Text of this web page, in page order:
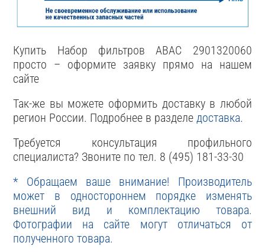
Купить Набор фильтров ABAC 2901320060
просто – оформите заявку прямо на нашем
сайте
Так-же вы можете оформить доставку в любой
регион России. Подробнее в разделедоставка.
Требуется консультация профильного
специалиста? Звоните по тел. 8 (495) 181-33-30
* Обращаем ваше внимание! Производитель
может в одностороннем порядке изменять
внешний вид и комплектацию товара.
Фотографии на сайте могут отличаться от
полученного товара.